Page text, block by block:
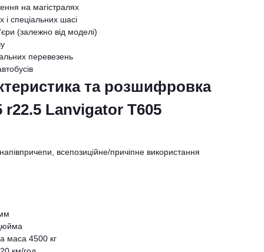
на магістралях
спеціальних шасі
(залежно від моделі)
перевезень
та розшифровка
Lanvigator T605
всепозиційне/причіпне використання
маса 4500 кг